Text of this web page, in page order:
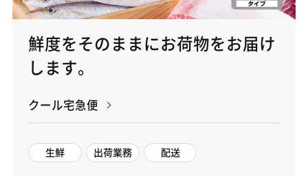
鮮度をそのままにお荷物をお届け
します。
クール宅急便
生鮮 出荷業務 配送